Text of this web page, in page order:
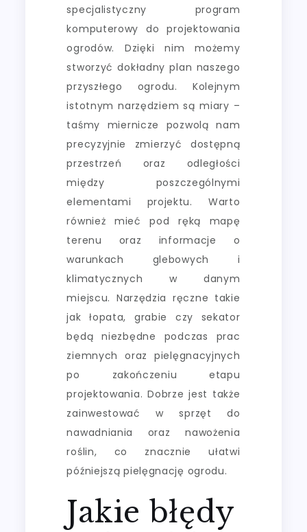
specjalistyczny program
komputerowy do projektowania
ogrodów. Dzięki nim możemy
stworzyć dokładny plan naszego
przyszłego ogrodu. Kolejnym
istotnym narzędziem są miary –
taśmy miernicze pozwolą nam
precyzyjnie zmierzyć dostępną
przestrzeń oraz odległości
między poszczególnymi
elementami projektu. Warto
również mieć pod ręką mapę
terenu oraz informacje o
warunkach glebowych i
klimatycznych w danym
miejscu. Narzędzia ręczne takie
jak łopata, grabie czy sekator
będą niezbędne podczas prac
ziemnych oraz pielęgnacyjnych
po zakończeniu etapu
projektowania. Dobrze jest także
zainwestować w sprzęt do
nawadniania oraz nawożenia
roślin, co znacznie ułatwi
późniejszą pielęgnację ogrodu.
Jakie błędy